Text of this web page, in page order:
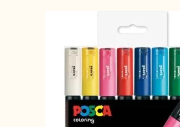
Farvelægning